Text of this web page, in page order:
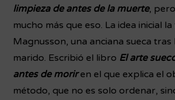
limpieza de antes de la muerte,
mucho más que eso. La idea inicial
Magnusson, una anciana sueca tras
marido. Escribió el libro El arte
antes de moriren el que explica el
método, que no es solo ordenar,